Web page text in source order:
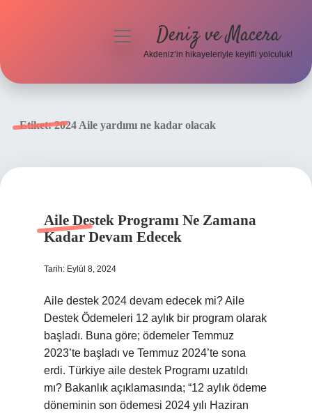
menüyü Deniz ve Macera
Akdeniz’in hikayeleriyle keyifli yolculuk!
Etiket:2024 Aile yardımı ne kadar olacak
Aile Destek Programı Ne Zamana
Kadar Devam Edecek
Tarih: Eylül 8, 2024
Aile destek 2024 devam edecek mi? Aile
Destek Ödemeleri 12 aylık bir program olarak
başladı. Buna göre; ödemeler Temmuz
2023’te başladı ve Temmuz 2024’te sona
erdi. Türkiye aile destek Programı uzatıldı
mı? Bakanlık açıklamasında; “12 aylık ödeme
döneminin son ödemesi 2024 yılı Haziran